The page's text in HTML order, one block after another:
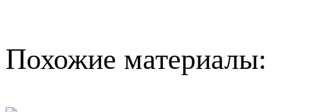
Похожие материалы: